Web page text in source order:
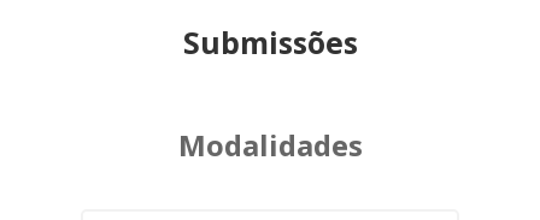
Submissões
Modalidades